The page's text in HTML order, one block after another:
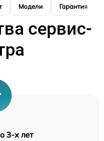
Модели Гарантия
сервис-
3-х лет